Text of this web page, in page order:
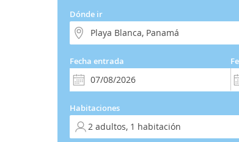
Dónde ir
Fecha entrada
Habitaciones